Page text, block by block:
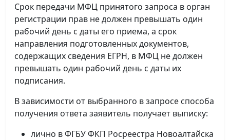
Срок передачи МФЦ принятого запроса в орган
регистрации прав не должен превышать один
рабочий день с даты его приема, а срок
направления подготовленных документов,
содержащих сведения ЕГРН, в МФЦ не должен
превышать один рабочий день с даты их
подписания.
В зависимости от выбранного в запросе способа
получения ответа заявитель получает выписку:
лично в ФГБУ ФКП Росреестра Новоалтайска